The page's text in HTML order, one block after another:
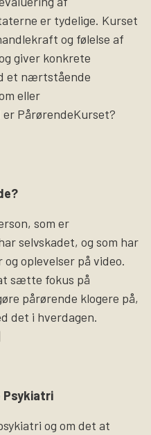
er tydelige. Kurset
og følelse af
giver konkrete
et nærtstående
eller
PårørendeKurset?
som er
selvskadet, og som har
oplevelser på video.
sætte fokus på
pårørende klogere på,
det i hverdagen.
Psykiatri
og om det at